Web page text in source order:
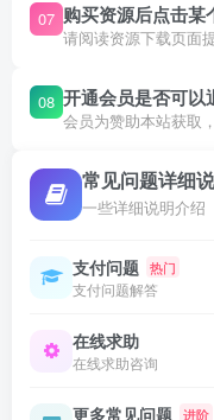
07 购买资源后点击某
请阅读资源下载页面
08 开通会员是否可以
会员为赞助本站获取
常见问题详细
一些详细说明介绍
支付问题 热门
支付问题解答
在线求助
在线求助咨询
更多常见问题 进阶